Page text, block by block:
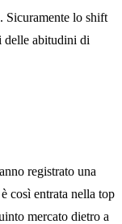
Sicuramente lo shift
delle abitudini di
registrato una
così entrata nella top
mercato dietro a